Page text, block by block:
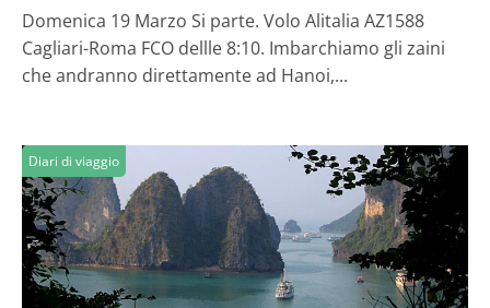
Domenica 19 Marzo Si parte. Volo Alitalia AZ1588
Cagliari-Roma FCO dellle 8:10. Imbarchiamo gli zaini
che andranno direttamente ad Hanoi,...
Diari di viaggio